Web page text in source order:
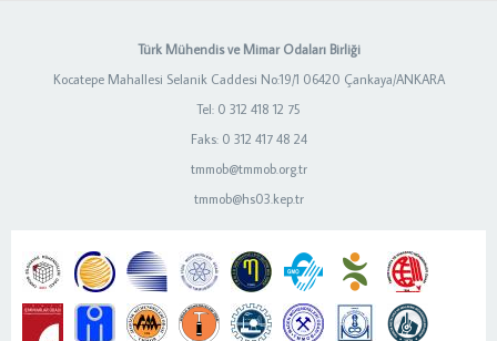
Türk Mühendis ve Mimar Odaları Birliği
Kocatepe Mahallesi Selanik Caddesi No:19/1 06420 Çankaya/ANKARA
Tel: 0 312 418 12 75
Faks: 0 312 417 48 24
tmmob@tmmob.org.tr
tmmob@hs03.kep.tr